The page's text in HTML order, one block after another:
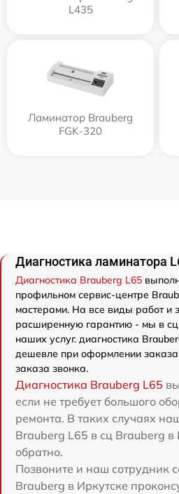
L435
Ламинатор Brauberg
FGK-320
Диагностика ламинатора
Диагностика Brauberg L65
профильном сервис-центре
мастерами. На все виды работ и
расширенную гарантию - мы в сц
наших услуг. диагностика
дешевле при оформлении
заказа звонка.
Диагностика Brauberg L65
если не требует большого
ремонта. В таких случаях
Brauberg L65 в сц Brauberg в
обратно.
Позвоните и наш сотрудник
Brauberg в Иркутске